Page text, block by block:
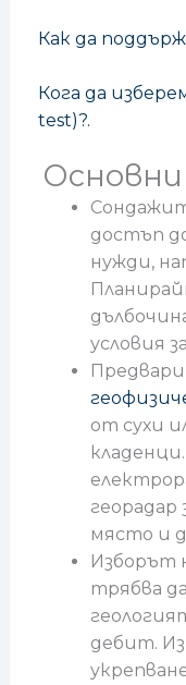
Как да
Кога да
test)?.
Основни
достъп
нужди,
условия
от сухи
георадар
място и
Изборът
трябва
дебит.